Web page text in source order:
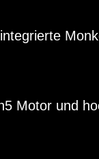
Motor und